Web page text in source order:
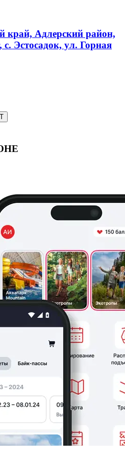
край, Адлерский район,
Эстосадок, ул. Горная